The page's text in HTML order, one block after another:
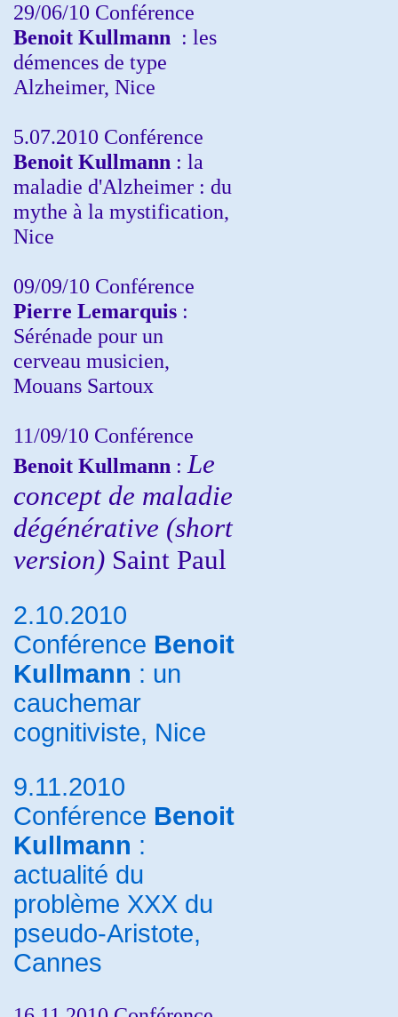
29/06/10 Conférence
Benoit Kullmann : les
démences de type
Alzheimer, Nice
5.07.2010 Conférence
Benoit Kullmann : la
maladie d'Alzheimer : du
mythe à la mystification,
Nice
09/09/10 Conférence
Pierre Lemarquis :
Sérénade pour un
cerveau musicien,
Mouans Sartoux
11/09/10 Conférence
Benoit Kullmann : Le
concept de maladie
dégénérative (short
version) Saint Paul
2.10.2010
Conférence Benoit
Kullmann : un
cauchemar
cognitiviste, Nice
9.11.2010
Conférence Benoit
Kullmann :
actualité du
problème XXX du
pseudo-Aristote,
Cannes